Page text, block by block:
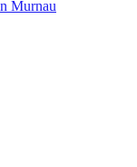
Murnau